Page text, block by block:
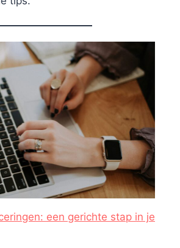
een gerichte stap in je